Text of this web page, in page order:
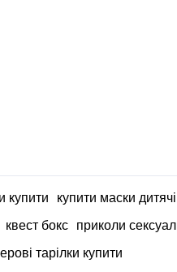
купити
купити маски дитячі
квест бокс
приколи
тарілки купити